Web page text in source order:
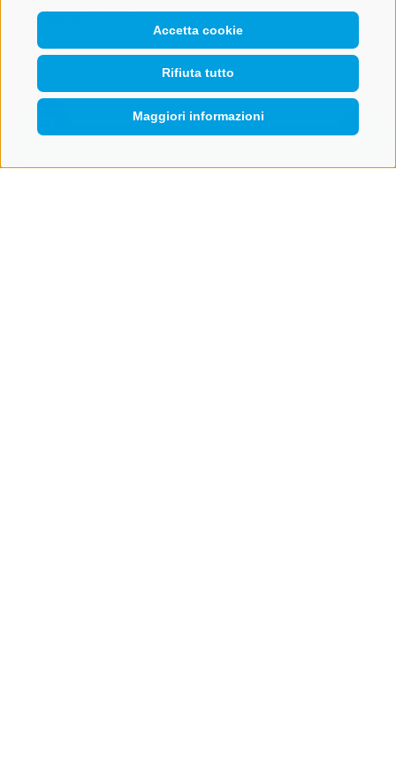
Accetta cookie
Rifiuta tutto
Maggiori informazioni
Dislivello:910 m
Dettagli
Webcams QUICKLINKS